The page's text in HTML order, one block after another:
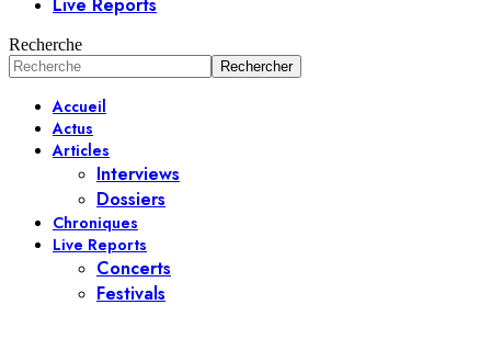
Recherche
Accueil
Actus
Articles
Interviews
Dossiers
Chroniques
Live Reports
Concerts
Festivals